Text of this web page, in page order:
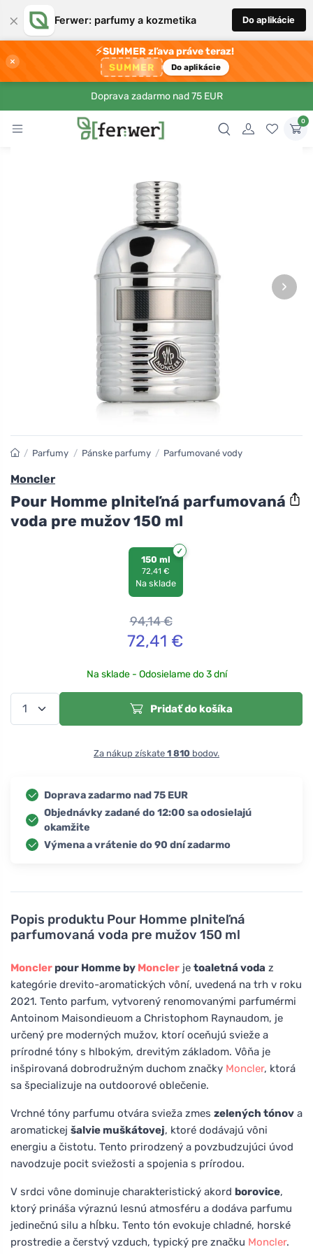
× Ferwer: parfumy a kozmetika Do aplikácie
×
⚡SUMMER zľava práve teraz!
SUMMER Do aplikácie
Doprava zadarmo nad 75 EUR
0
›
Popis produktu Pour Homme plniteľná
parfumovaná voda pre mužov 150 ml
Moncler pour Homme by Moncler je toaletná voda z
kategórie drevito-aromatických vôní, uvedená na trh v roku
2021. Tento parfum, vytvorený renomovanými parfumérmi
Antoinom Maisondieuom a Christophom Raynaudom, je
určený pre moderných mužov, ktorí oceňujú svieže a
prírodné tóny s hlbokým, drevitým základom. Vôňa je
inšpirovaná dobrodružným duchom značky Moncler, ktorá
sa špecializuje na outdoorové oblečenie.
Vrchné tóny parfumu otvára svieža zmes zelených tónov a
aromatickej šalvie muškátovej, ktoré dodávajú vôni
energiu a čistotu. Tento prirodzený a povzbudzujúci úvod
navodzuje pocit sviežosti a spojenia s prírodou.
V srdci vône dominuje charakteristický akord borovice,
ktorý prináša výraznú lesnú atmosféru a dodáva parfumu
jedinečnú silu a hĺbku. Tento tón evokuje chladné, horské
prostredie a čerstvý vzduch, typický pre značku Moncler.
/ Parfumy / Pánske parfumy / Parfumované vody
Moncler
Pour Homme plniteľná parfumovaná
voda pre mužov 150 ml
150 ml
72,41 €
Na sklade
94,14€
72,41 €
Na sklade - Odosielame do 3 dní
Pridať do košíka
Za nákup získate 1 810 bodov.
Doprava zadarmo nad 75 EUR
Objednávky zadané do 12:00 sa odosielajú
okamžite
Výmena a vrátenie do 90 dní zadarmo